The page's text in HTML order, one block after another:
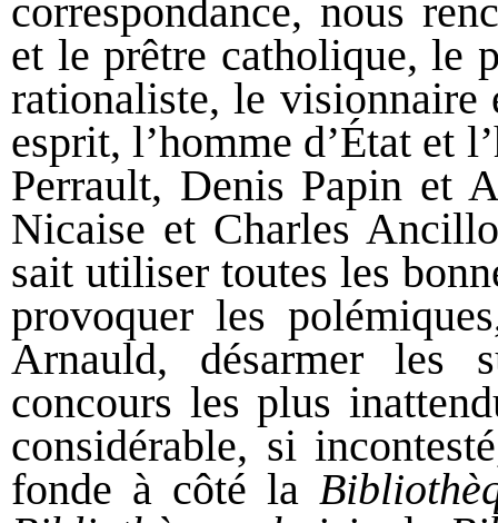
correspondance, nous
et le prêtre catholique, le
rationaliste, le
esprit, l’homme d’État et
Perrault, Denis Papin et
Nicaise et Charles
sait utiliser toutes les
provoquer les
Arnauld, désarmer les
concours les plus
considérable, si
fonde à côté la